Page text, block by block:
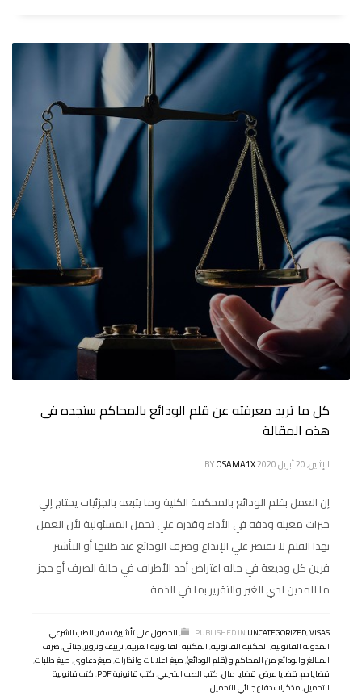
كل ما تريد معرفته عن قلم الودائع بالمحاكم ستجده فى
هذه المقالة
الإثنين, 20 أبريل 2020 BYOSAMA1X
إن العمل بقلم الودائع بالمحكمة الكلية وما يتبعه بالجزئيات يحتاج إلي
خبرات معينه ودقه في الأداء وقدره علي تحمل المسئولية لأن العمل
بهذا القلم لا يقتصر علي الإيداع وصرف الودائع عند طلبها أو التأشير
قرين كل وديعة في حاله اعتراض أحد الأطراف في حالة الصرف أو حجز
ما للمدين لدي الغير والتقرير بما في الذمة
PUBLISHED IN UNCATEGORIZED,VISAS
,الحصول على تأشيرة سفر,الطب الشرعي,
المدونة القانونية,المكتبة القانونية,المكتبة القانونية العربية,تزييف وتزوير,جنائى,صرف
المبالغ والودائع من المحاكم و (قلم الودائع),صيغ اعلانات وانذارات,صيغ دعاوى,صيغ طلبات,
قضايا دم,قضايا عرض,قضايا مال,كتب الطب الشرعي,كتب قانونية PDF ,كتب قانونية
للتحميل,مذكرات دفاع جنائي للتحميل